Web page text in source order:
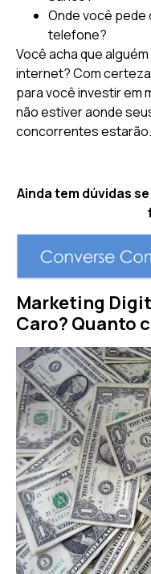
Onde você pede
telefone?
Você acha que
internet? Com
para você investir em
não estiver aonde
concorrentes estarão.
Ainda tem dúvidas
Marketing
Caro? Quanto